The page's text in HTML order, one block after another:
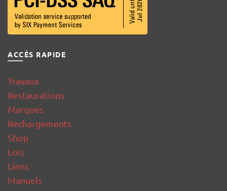
ACCÈS RAPIDE
Travaux
Restaurations
Marques
Rechargements
Shop
Lois
Liens
Manuels